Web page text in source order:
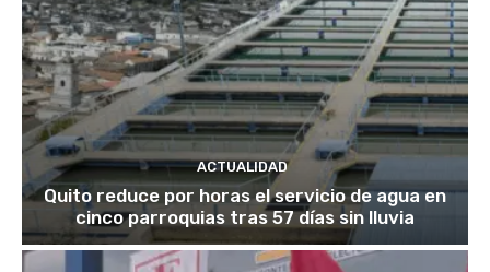
ACTUALIDAD
Quito reduce por horas el servicio de agua en
cinco parroquias tras 57 días sin lluvia